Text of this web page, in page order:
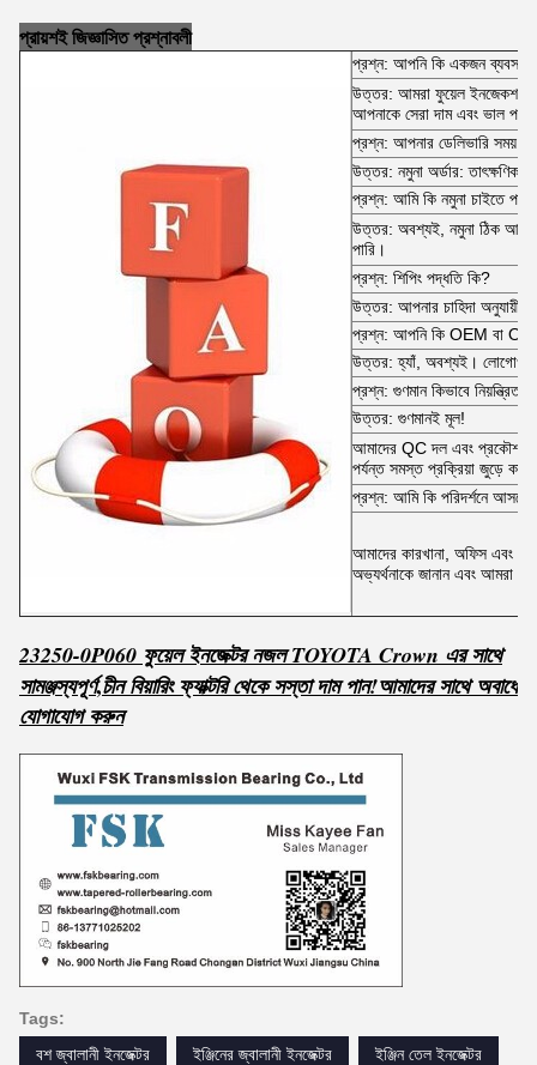
প্রায়শই জিজ্ঞাসিত প্রশ্নাবলী
প্রশ্ন: আপনি কি একজন
উত্তর: আমরা ফুয়েল ইনজেকশন
আপনাকে সেরা দাম এবং ভাল
প্রশ্ন: আপনার ডেলিভারি সময়
উত্তর: নমুনা অর্ডার: তাৎক্ষণিক
প্রশ্ন: আমি কি নমুনা চাইতে
উত্তর: অবশ্যই, নমুনা ঠিক আছে
পারি।
প্রশ্ন: শিপিং পদ্ধতি কি?
উত্তর: আপনার চাহিদা অনুযায়ী।
প্রশ্ন: আপনি কি OEM বা
উত্তর: হ্যাঁ, অবশ্যই। লোগোও
প্রশ্ন: গুণমান কিভাবে নিয়ন্ত্রিত
উত্তর: গুণমানই মূল!
আমাদের QC দল এবং প্রকৌশলী
পর্যন্ত সমস্ত প্রক্রিয়া জুড়ে
প্রশ্ন: আমি কি পরিদর্শনে আসতে
আমাদের কারখানা, অফিস এবং
অভ্যর্থনাকে জানান এবং আমরা
23250-0P060 ফুয়েল ইনজেক্টর নজল TOYOTA Crown এর সাথে
সামঞ্জস্যপূর্ণ,চীন বিয়ারিং ফ্যাক্টরি থেকে সস্তা দাম পান!আমাদের সাথে অবাধে
যোগাযোগ করুন
Tags:
বশ জ্বালানী ইনজেক্টর
ইঞ্জিনের জ্বালানী ইনজেক্টর ইঞ্জিন তেল ইনজেক্টর